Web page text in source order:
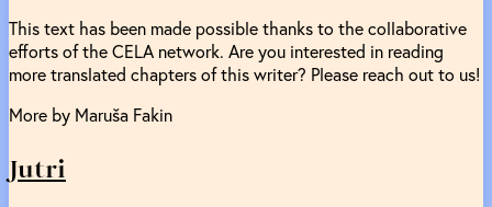
This text has been made possible thanks to the collaborative
efforts of the CELA network. Are you interested in reading
more translated chapters of this writer? Please reach out to us!
More by Maruša Fakin
Jutri